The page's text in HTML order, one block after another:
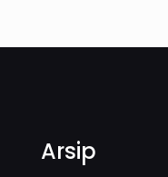
Arsip